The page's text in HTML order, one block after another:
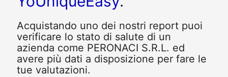
Acquistando uno dei nostri report puoi
verificare lo stato di salute di un
azienda come PERONACI S.R.L. ed
avere più dati a disposizione per fare le
tue valutazioni.